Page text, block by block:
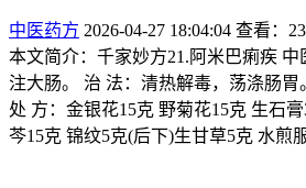
中医药方 2026-04-27 18:04:04 查看：
本文简介：千家妙方21.阿米巴痢疾
注大肠。 治 法：清热解毒，荡涤肠胃
处 方：金银花15克 野菊花15克 生石
芩15克 锦纹5克(后下)生甘草5克 水煎